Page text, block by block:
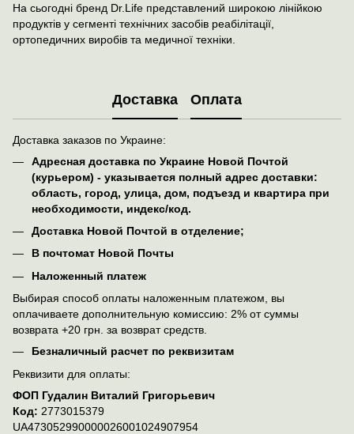
На сьогодні бренд Dr.Life представлений широкою лінійкою
продуктів у сегменті технічних засобів реабілітації,
ортопедичних виробів та медичної техніки.
Доставка Оплата
Доставка заказов по Украине:
Адресная доставка по Украине Новой Почтой
(курьером) - указывается полный адрес доставки:
область, город, улица, дом, подъезд и квартира при
необходимости, индекс/код.
Доставка Новой Почтой в отделение;
В почтомат Новой Почты
Наложенный платеж
Выбирая способ оплаты наложенным платежом, вы
оплачиваете дополнительную комиссию: 2% от суммы
возврата +20 грн. за возврат средств.
Безналичный расчет по реквизитам
Реквизити для оплаты:
ФОП Гудалин Виталий Григорьевич
Код: 2773015379
UA473052990000026001024907954